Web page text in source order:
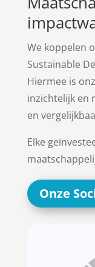
We koppelen
Sustainable
Hiermee is
inzichtelijk en
en
Elke
Onze